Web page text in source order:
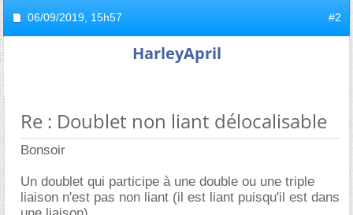
06/09/2019, 15h57 #2
HarleyApril
Re : Doublet non liant délocalisable
Bonsoir
Un doublet qui participe à une double ou une triple
liaison n'est pas non liant (il est liant puisqu'il est dans